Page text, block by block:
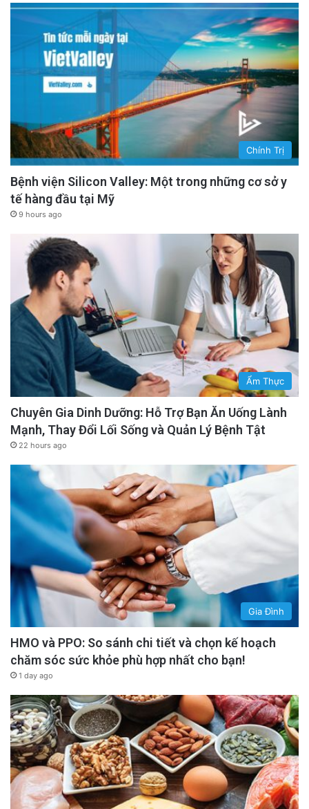
Chính Trị
Bệnh viện Silicon Valley: Một trong những cơ sở y
tế hàng đầu tại Mỹ
9 hours ago
Ẩm Thực
Chuyên Gia Dinh Dưỡng: Hỗ Trợ Bạn Ăn Uống Lành
Mạnh, Thay Đổi Lối Sống và Quản Lý Bệnh Tật
22 hours ago
Gia Đình
HMO và PPO: So sánh chi tiết và chọn kế hoạch
chăm sóc sức khỏe phù hợp nhất cho bạn!
1 day ago